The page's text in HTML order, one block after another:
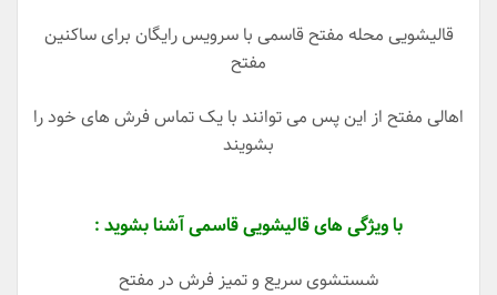
قالیشویی محله مفتح قاسمی با سرویس رایگان برای ساکنین
مفتح
اهالی مفتح از این پس می توانند با یک تماس فرش های خود را
بشویند
با ویژگی های قالیشویی قاسمی آشنا بشوید :
شستشوی سریع و تمیز فرش در مفتح